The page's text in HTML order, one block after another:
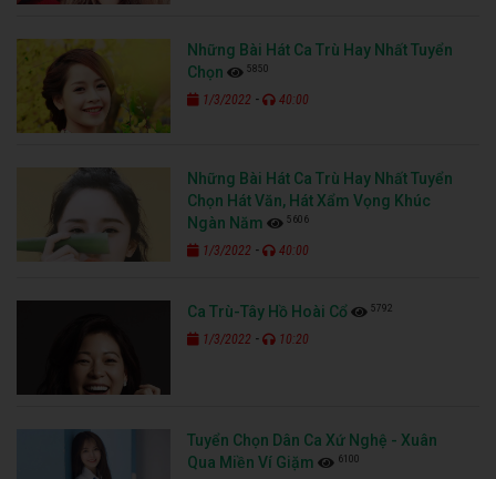
Những Bài Hát Ca Trù Hay Nhất Tuyển
Chọn
5850
1/3/2022 - 40:00
Những Bài Hát Ca Trù Hay Nhất Tuyển
Chọn Hát Văn, Hát Xẩm Vọng Khúc
Ngàn Năm
5606
1/3/2022 - 40:00
Ca Trù-Tây Hồ Hoài Cổ 5792
1/3/2022 - 10:20
Tuyển Chọn Dân Ca Xứ Nghệ - Xuân
Qua Miền Ví Giặm
6100